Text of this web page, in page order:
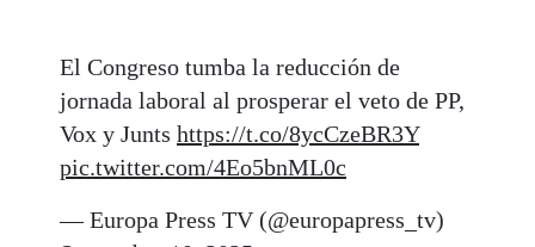
El Congreso tumba la reducción de
jornada laboral al prosperar el veto de PP,
Vox y Junts https://t.co/8ycCzeBR3Y
pic.twitter.com/4Eo5bnML0c
— Europa Press TV (@europapress_tv)